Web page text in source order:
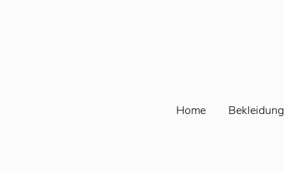
Home Bekleidung